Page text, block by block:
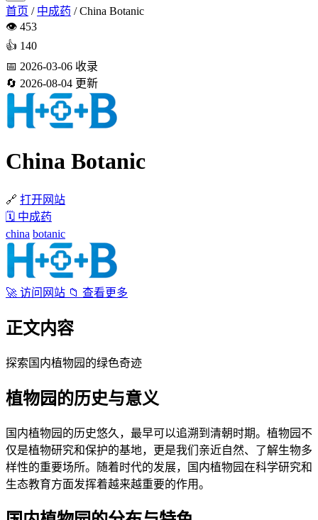
首页 / 中成药 / China Botanic
👁️ 453
👍 140
📅 2026-03-06 收录
🔄 2026-08-04 更新
China Botanic
🔗 打开网站
🗓 中成药
china botanic
🚀 访问网站 📁 查看更多
正文内容
探索国内植物园的绿色奇迹
植物园的历史与意义
国内植物园的历史悠久，最早可以追溯到清朝时期。植物园不
仅是植物研究和保护的基地，更是我们亲近自然、了解生物多
样性的重要场所。随着时代的发展，国内植物园在科学研究和
生态教育方面发挥着越来越重要的作用。